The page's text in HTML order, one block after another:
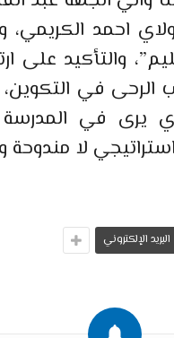
احمد الكريمي،
والتأكيد على
الرحى في
يرى في
لا مندوحة
البريد الإلكتروني